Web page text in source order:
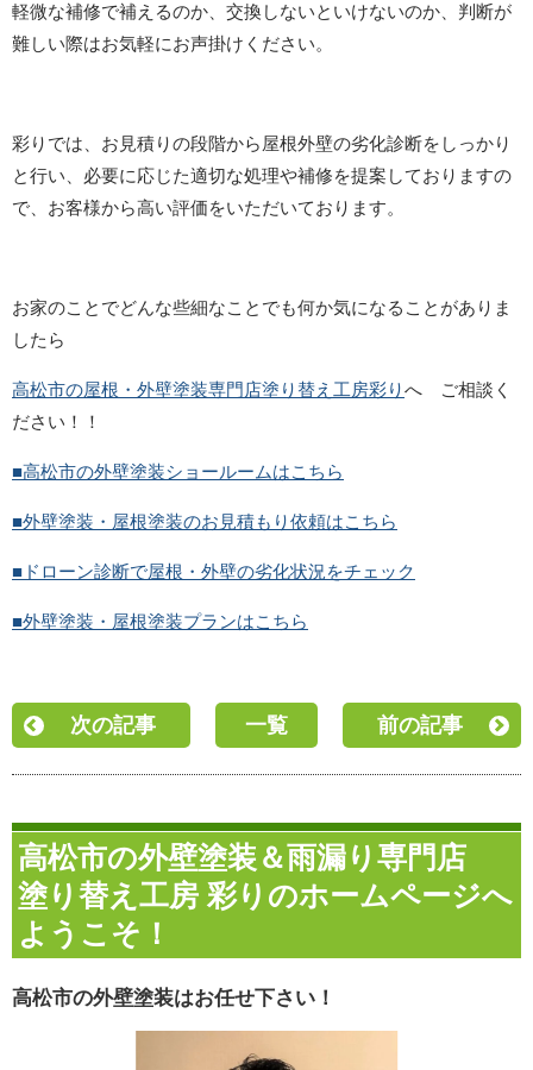
軽微な補修で補えるのか、交換しないといけないのか、判断が
難しい際はお気軽にお声掛けください。
彩りでは、お見積りの段階から屋根外壁の劣化診断をしっかり
と行い、必要に応じた適切な処理や補修を提案しておりますの
で、お客様から高い評価をいただいております。
お家のことでどんな些細なことでも何か気になることがありま
したら
高松市の屋根・外壁塗装専門店塗り替え工房彩りへ ご相談く
ださい！！
■高松市の外壁塗装ショールームはこちら
■外壁塗装・屋根塗装のお見積もり依頼はこちら
■ドローン診断で屋根・外壁の劣化状況をチェック
■外壁塗装・屋根塗装プランはこちら
次の記事 一覧 前の記事
高松市の外壁塗装＆雨漏り専門店
塗り替え工房 彩りのホームページへ
ようこそ！
高松市の外壁塗装はお任せ下さい！